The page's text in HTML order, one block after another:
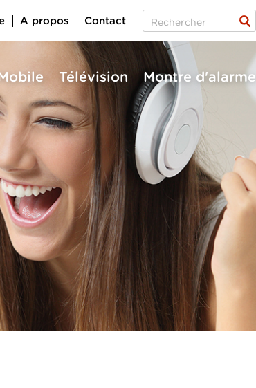
Télévision Montre d'alarme
A propos Contact